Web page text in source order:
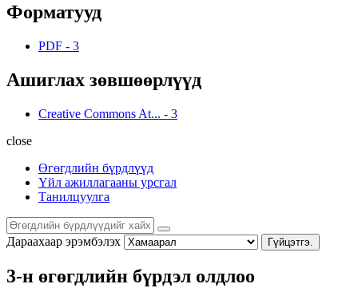
Форматууд
PDF - 3
Ашиглах зөвшөөрлүүд
Creative Commons At... - 3
close
Өгөгдлийн бүрдлүүд
Үйл ажиллагааны урсгал
Танилцуулга
Дараахаар эрэмбэлэх Гүйцэтгэ.
3-н өгөгдлийн бүрдэл олдлоо